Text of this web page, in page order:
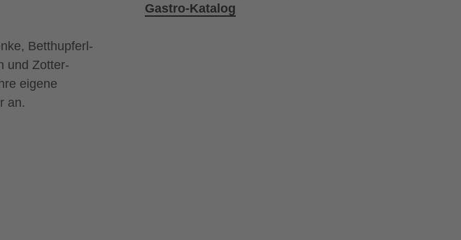
Betthupferl-
und Zotter-
eigene
an.
Gastro-Katalog